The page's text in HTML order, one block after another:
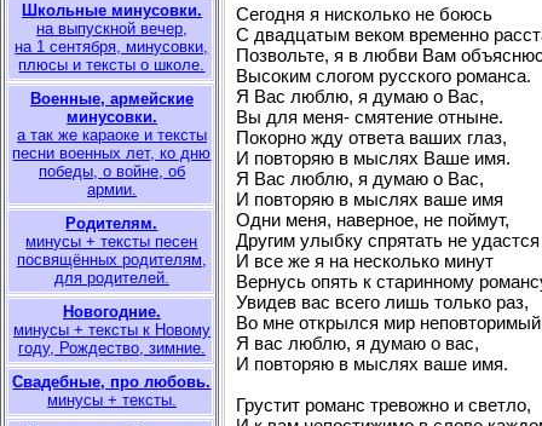
Школьные минусовки.
на выпускной вечер,
на 1 сентября, минусовки,
плюсы и тексты о школе.
Военные, армейские
минусовки.
а так же караоке и тексты
песни военных лет, ко дню
победы, о войне, об
армии.
Родителям.
минусы + тексты песен
посвящённых родителям,
для родителей.
Новогодние.
минусы + тексты к Новому
году, Рождество, зимние.
Свадебные, про любовь.
минусы + тексты.
Сегодня я нисколько не боюсь
С двадцатым веком временно
Позвольте, я в любви Вам
Высоким слогом русского романса.
Я Вас люблю, я думаю о Вас,
Вы для меня- смятение отныне.
Покорно жду ответа ваших глаз,
И повторяю в мыслях Ваше имя.
Я Вас люблю, я думаю о Вас,
И повторяю в мыслях ваше имя
Одни меня, наверное, не поймут,
Другим улыбку спрятать не удастся
И все же я на несколько минут
Вернусь опять к старинному
Увидев вас всего лишь только раз,
Во мне открылся мир
Я вас люблю, я думаю о вас,
И повторяю в мыслях ваше имя.
Грустит романс тревожно и светло,